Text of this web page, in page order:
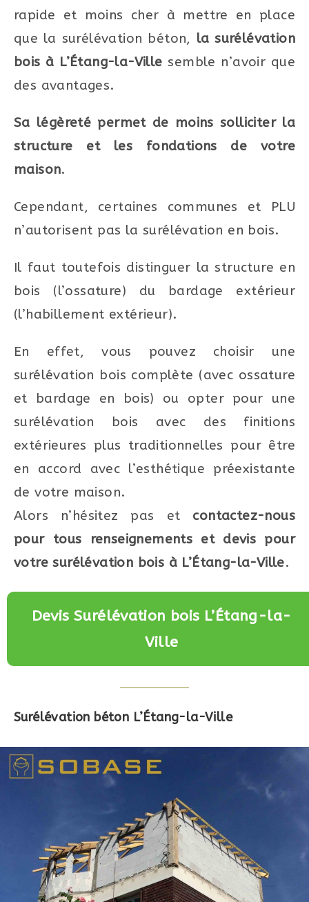
rapide et moins cher à mettre en place
que la surélévation béton, la surélévation
bois à L’Étang-la-Ville semble n’avoir que
des avantages.
Sa légèreté permet de moins solliciter la
structure et les fondations de votre
maison.
Cependant, certaines communes et PLU
n’autorisent pas la surélévation en bois.
Il faut toutefois distinguer la structure en
bois (l’ossature) du bardage extérieur
(l’habillement extérieur).
En effet, vous pouvez choisir une
surélévation bois complète (avec ossature
et bardage en bois) ou opter pour une
surélévation bois avec des finitions
extérieures plus traditionnelles pour être
en accord avec l’esthétique préexistante
de votre maison.
Alors n’hésitez pas et contactez-nous
pour tous renseignements et devis pour
votre surélévation bois à L’Étang-la-Ville.
Devis Surélévation bois L’Étang-la-
Ville
Surélévation béton L’Étang-la-Ville